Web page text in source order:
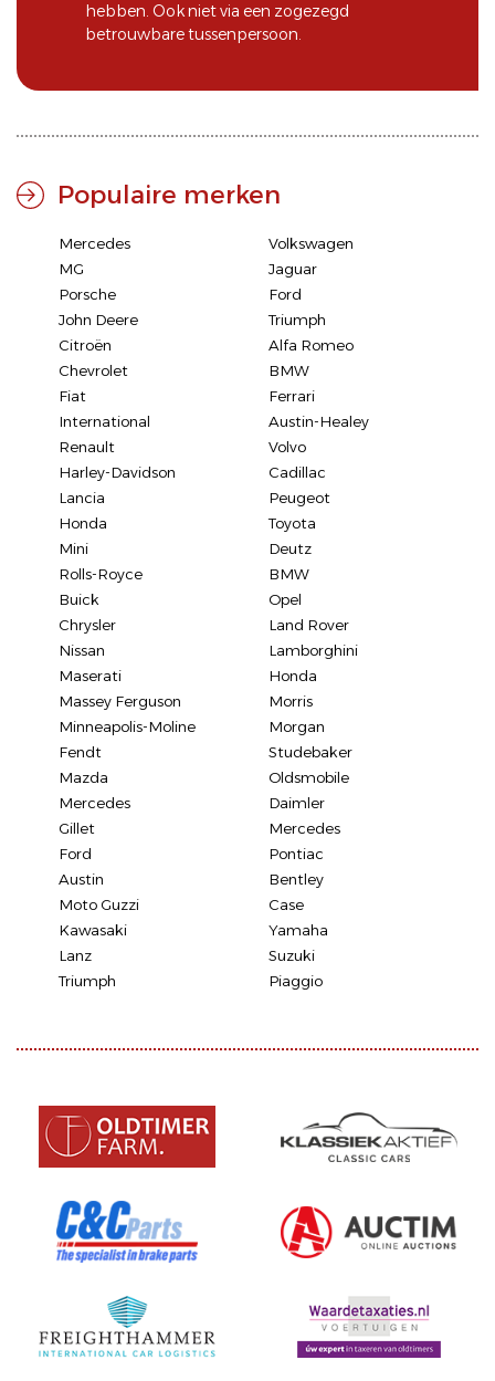
hebben. Ook niet via een zogezegd
betrouwbare tussenpersoon.
Populaire merken
Mercedes
Volkswagen
MG
Jaguar
Porsche
Ford
John Deere
Triumph
Citroën
Alfa Romeo
Chevrolet
BMW
Fiat
Ferrari
International
Austin-Healey
Renault
Volvo
Harley-Davidson
Cadillac
Lancia
Peugeot
Honda
Toyota
Mini
Deutz
Rolls-Royce
BMW
Buick
Opel
Chrysler
Land Rover
Nissan
Lamborghini
Maserati
Honda
Massey Ferguson
Morris
Minneapolis-Moline
Morgan
Fendt
Studebaker
Mazda
Oldsmobile
Mercedes
Daimler
Gillet
Mercedes
Ford
Pontiac
Austin
Bentley
Moto Guzzi
Case
Kawasaki
Yamaha
Lanz
Suzuki
Triumph
Piaggio